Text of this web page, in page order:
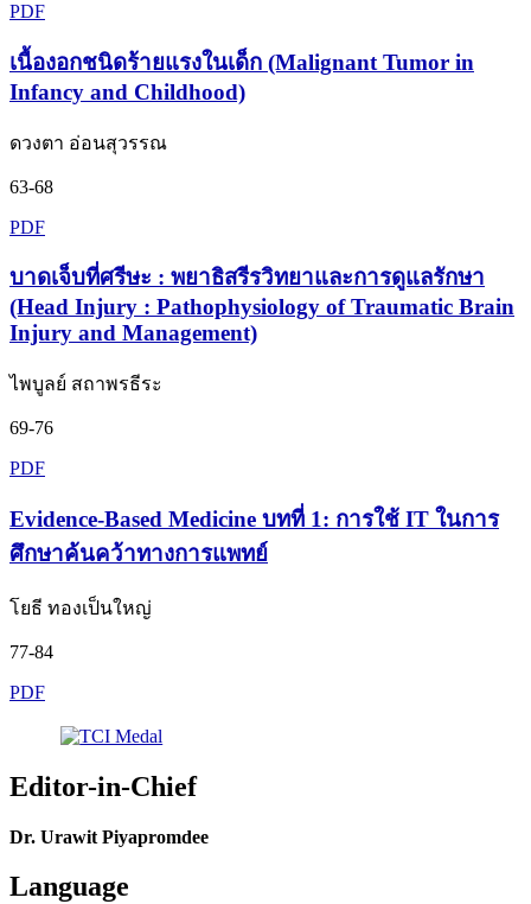
PDF
เนื้องอกชนิดร้ายแรงในเด็ก (Malignant Tumor in
Infancy and Childhood)
ดวงตา อ่อนสุวรรณ
63-68
PDF
บาดเจ็บที่ศรีษะ : พยาธิสรีรวิทยาและการดูแลรักษา
(Head Injury : Pathophysiology of Traumatic Brain
Injury and Management)
ไพบูลย์ สถาพรธีระ
69-76
PDF
Evidence-Based Medicine บทที่ 1: การใช้ IT ในการ
ศึกษาค้นคว้าทางการแพทย์
โยธี ทองเป็นใหญ่
77-84
PDF
Editor-in-Chief
Dr. Urawit Piyapromdee
Language